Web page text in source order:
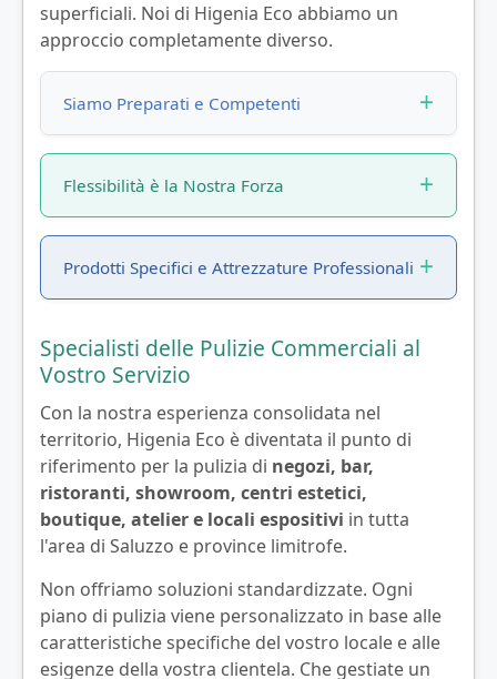
superficiali. Noi di Higenia Eco abbiamo un
approccio completamente diverso.
Siamo Preparati e Competenti
Flessibilità è la Nostra Forza
Prodotti Specifici e Attrezzature Professionali
Specialisti delle Pulizie Commerciali al
Vostro Servizio
Con la nostra esperienza consolidata nel
territorio, Higenia Eco è diventata il punto di
riferimento per la pulizia di negozi, bar,
ristoranti, showroom, centri estetici,
boutique, atelier e locali espositivi in tutta
l'area di Saluzzo e province limitrofe.
Non offriamo soluzioni standardizzate. Ogni
piano di pulizia viene personalizzato in base alle
caratteristiche specifiche del vostro locale e alle
esigenze della vostra clientela. Che gestiate un